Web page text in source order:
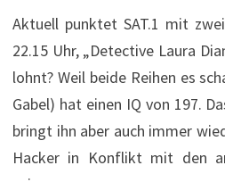
Aktuell punktet SAT.1 mit
22.15 Uhr, „Detective Laura
lohnt? Weil beide Reihen es
Gabel) hat einen IQ von 197.
bringt ihn aber auch immer
Hacker in Konflikt mit den